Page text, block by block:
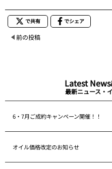
で共有 でシェア
前の投稿
Latest
最新ニュース・
6・7月ご成約キャンペーン開催！！
オイル価格改定のお知らせ